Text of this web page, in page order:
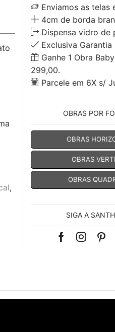
,
Enviamos as telas
4cm de borda
Dispensa vidro de
Exclusiva Garantia
Ganhe 1 Obra
299,00.
Parcele em 6X s/
OBRAS POR
OBRAS
OBRAS
OBRAS
SIGA A
Facebook